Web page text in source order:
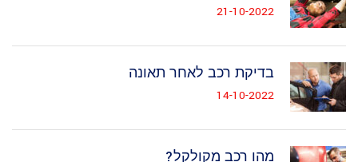
21-10-2022
בדיקת רכב לאחר תאונה
14-10-2022
מהו רכב מקולקל?